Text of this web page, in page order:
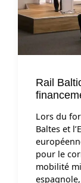
Rail
Lors du
Baltes et
pour le
mobilité